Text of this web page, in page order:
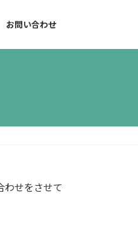
お問い合わせ
わせをさせて